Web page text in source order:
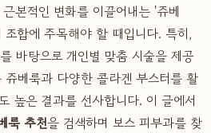
본적인 변화를 이끌어내는 '쥬베
합에 주목해야 할 때입니다. 특히,
바탕으로 개인별 맞춤 시술을 제공
쥬베룩과 다양한 콜라겐 부스터를 활
높은 결과를 선사합니다. 이 글에서
룩 추천을 검색하며 보스 피부과를 찾